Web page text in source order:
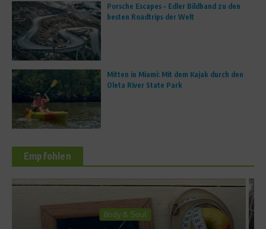
Porsche Escapes – Edler Bildband zu den
besten Roadtrips der Welt
Mitten in Miami: Mit dem Kajak durch den
Oleta River State Park
Empfohlen
Richtig trainieren
Jährlich grüßt das